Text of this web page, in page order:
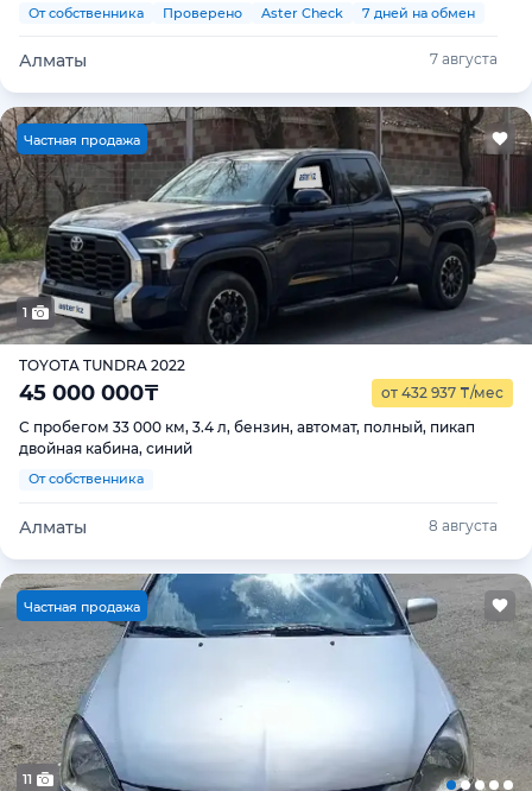
От собственника Проверено Aster Check 7 дней на обмен
Алматы 7 августа
Частная продажа
1
TOYOTA TUNDRA 2022
45 000 000₸ от 432 937 ₸/мес
С пробегом 33 000 км, 3.4 л, бензин, автомат, полный, пикап
двойная кабина, синий
От собственника
Алматы 8 августа
Частная продажа
11